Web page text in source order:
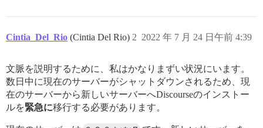
	from /usr/local/lib/ruby/gems/2.7.0/gems/bundler-2.3.18/lib/bundler/runtime.rb:25:in `block in setup'
	from /usr/local/lib/ruby/gems/2.7.0/gems/bundler-2.3.18/lib/bundler/spec_set.rb:140:in `each'
	from /usr/local/lib/ruby/gems/2.7.0/gems/bundler-2.3.18/lib/bundler/runtime.rb:24:in `map'
	from /usr/local/lib/ruby/gems/2.7.0/gems/bundler-2.3.18/lib/bundler/runtime.rb:24:in `setup'
	from /usr/local/lib/ruby/gems/2.7.0/gems/bundler-2.3.18/lib/bundler.rb:162:in `setup'
	from /usr/local/lib/ruby/gems/2.7.0/gems/bundler-2.3.18/lib/bundler/setup.rb:20:in `block in <top (required)>'
	from /usr/local/lib/ruby/gems/2.7.0/gems/bundler-2.3.18/lib/bundler/ui/shell.rb:136:in `with_level'
	from /usr/local/lib/ruby/gems/2.7.0/gems/bundler-2.3.18/lib/bundler/ui/shell.rb:88:in `silence'
	from /usr/local/lib/ruby/gems/2.7.0/gems/bundler-2.3.18/lib/bundler/setup.rb:20:in `<top (required)>'
Cintia_Del_Rio (Cintia Del Rio) 2022 年 7 月 24 日午前 4:39
2
文脈を説明するために、私はかなりまずい状況にいます。
数日中に現在のサーバーがシャットダウンされるため、現
在のサーバーから新しいサーバーへDiscourseのインストー
ルを緊急に移行する必要があります。